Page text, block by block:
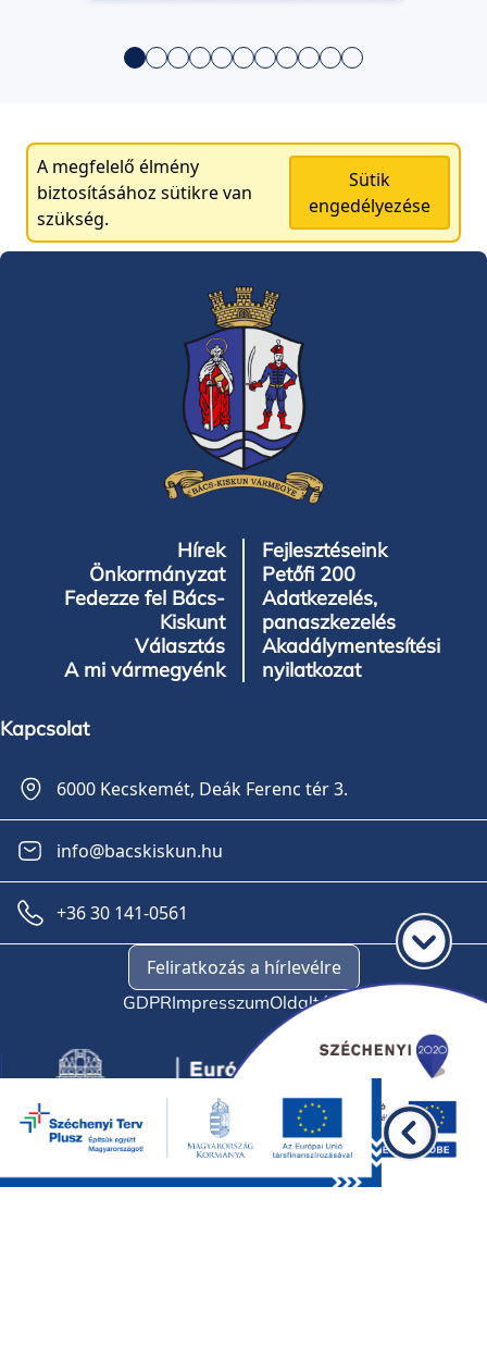
A megfelelő élmény
biztosításához sütikre van
szükség.
Sütik
engedélyezése
Hírek
Önkormányzat
Fedezze fel Bács-
Kiskunt
Választás
A mi vármegyénk
Fejlesztéseink
Petőfi 200
Adatkezelés,
panaszkezelés
Akadálymentesítési
nyilatkozat
Kapcsolat
6000 Kecskemét, Deák Ferenc tér 3.
info@bacskiskun.hu
+36 30 141-0561
Feliratkozás a hírlevélre
GDPRImpresszumOldaltérkép